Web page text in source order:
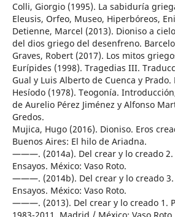
Colli, Giorgio (1995). La sabiduría
Eleusis, Orfeo, Museo, Hiperbóreos,
Detienne, Marcel (2013). Dioniso a
del dios griego del desenfreno.
Graves, Robert (2017). Los mitos
Eurípides (1998). Tragedias III.
Gual y Luis Alberto de Cuenca y
Hesíodo (1978). Teogonía.
de Aurelio Pérez Jiménez y Alfonso
Gredos.
Mujica, Hugo (2016). Dioniso. Eros
Buenos Aires: El hilo de Ariadna.
———. (2014a). Del crear y lo creado 2.
Ensayos. México: Vaso Roto.
———. (2014b). Del crear y lo creado 3.
Ensayos. México: Vaso Roto.
———. (2013). Del crear y lo creado 1.